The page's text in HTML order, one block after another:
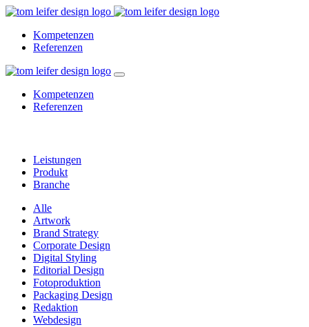
Kompetenzen
Referenzen
Kompetenzen
Referenzen
Leistungen
Produkt
Branche
Alle
Artwork
Brand Strategy
Corporate Design
Digital Styling
Editorial Design
Fotoproduktion
Packaging Design
Redaktion
Webdesign